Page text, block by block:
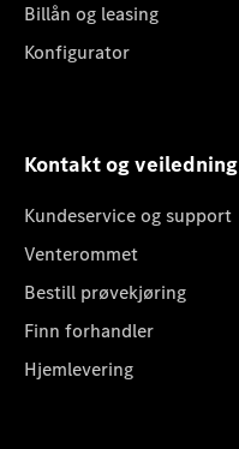
Billån og leasing
Konfigurator
Kontakt og veiledning
Kundeservice og support
Venterommet
Bestill prøvekjøring
Finn forhandler
Hjemlevering